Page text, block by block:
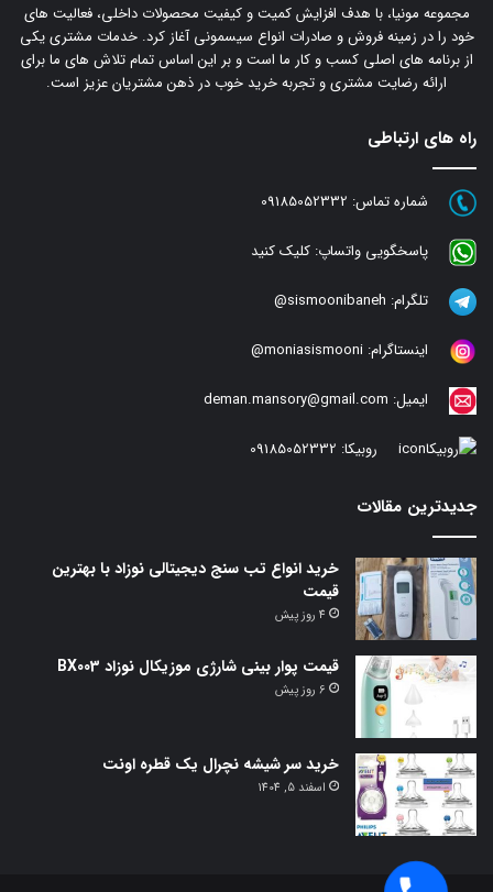
مجموعه مونیا، با هدف افزایش کمیت و کیفیت محصولات داخلی، فعالیت های
خود را در زمینه فروش و صادرات انواع سیسمونی آغاز کرد. خدمات مشتری یکی
از برنامه های اصلی کسب و کار ما است و بر این اساس تمام تلاش های ما برای
ارائه رضایت مشتری و تجربه خرید خوب در ذهن مشتریان عزیز است.
راه های ارتباطی
شماره تماس: 09185052332
پاسخگویی واتساپ: کلیک کنید
تلگرام: sismoonibaneh@
اینستاگرام: moniasismooni@
ایمیل: deman.mansory@gmail.com
روبیکا: 09185052332
جدیدترین مقالات
خرید انواع تب سنج دیجیتالی نوزاد با بهترین
قیمت
4 روز پیش
قیمت پوار بینی شارژی موزیکال نوزاد BX003
6 روز پیش
خرید سر شیشه نچرال یک قطره اونت
اسفند 5, 1404